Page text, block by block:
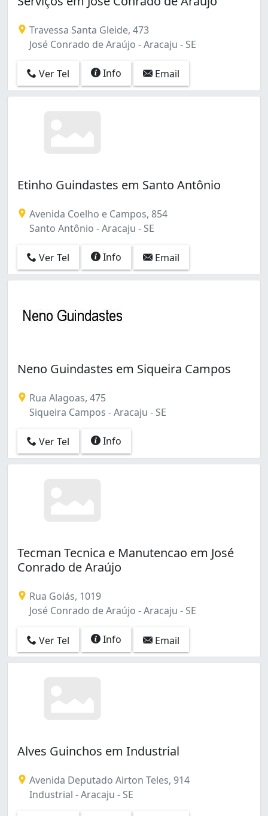
Travessa Santa Gleide, 473
José Conrado de Araújo - Aracaju - SE
Ver Tel Info Email
Etinho Guindastes em Santo Antônio
Avenida Coelho e Campos, 854
Santo Antônio - Aracaju - SE
Ver Tel Info Email
Neno Guindastes em Siqueira Campos
Rua Alagoas, 475
Siqueira Campos - Aracaju - SE
Ver Tel Info
Tecman Tecnica e Manutencao em José
Conrado de Araújo
Rua Goiás, 1019
José Conrado de Araújo - Aracaju - SE
Ver Tel Info Email
Alves Guinchos em Industrial
Avenida Deputado Airton Teles, 914
Industrial - Aracaju - SE